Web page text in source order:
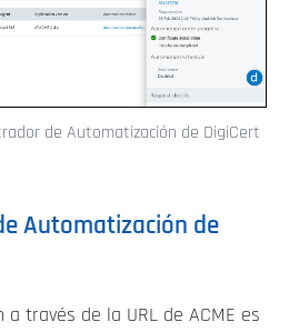
de Automatización de DigiCert
Automatización de
través de la URL de ACME es